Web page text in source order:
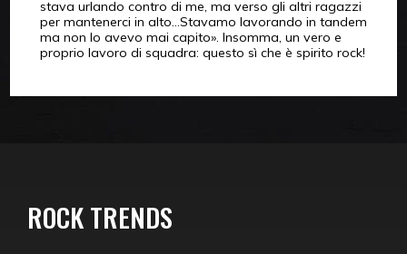
stava urlando contro di me, ma verso gli altri ragazzi
per mantenerci in alto…Stavamo lavorando in tandem
ma non lo avevo mai capito». Insomma, un vero e
proprio lavoro di squadra: questo sì che è spirito rock!
ROCK TRENDS